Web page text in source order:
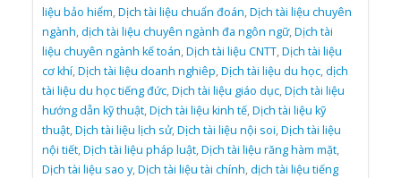
liệu bảo hiểm,Dịch tài liệu chuẩn đoán,Dịch tài liệu chuyên
ngành,dịch tài liệu chuyên ngành đa ngôn ngữ,Dịch tài
liệu chuyên ngành kế toán,Dịch tài liệu CNTT,Dịch tài liệu
cơ khí,Dịch tài liệu doanh nghiêp,Dịch tài liệu du học,dịch
tài liệu du học tiếng đức,Dịch tài liệu giáo dục,Dịch tài liệu
hướng dẫn kỹ thuật,Dịch tài liệu kinh tế,Dịch tài liệu kỹ
thuật,Dịch tài liệu lịch sử,Dịch tài liệu nội soi,Dịch tài liệu
nội tiết,Dịch tài liệu pháp luật,Dịch tài liệu răng hàm mặt,
Dịch tài liệu sao y,Dịch tài liệu tài chính,dịch tài liệu tiếng